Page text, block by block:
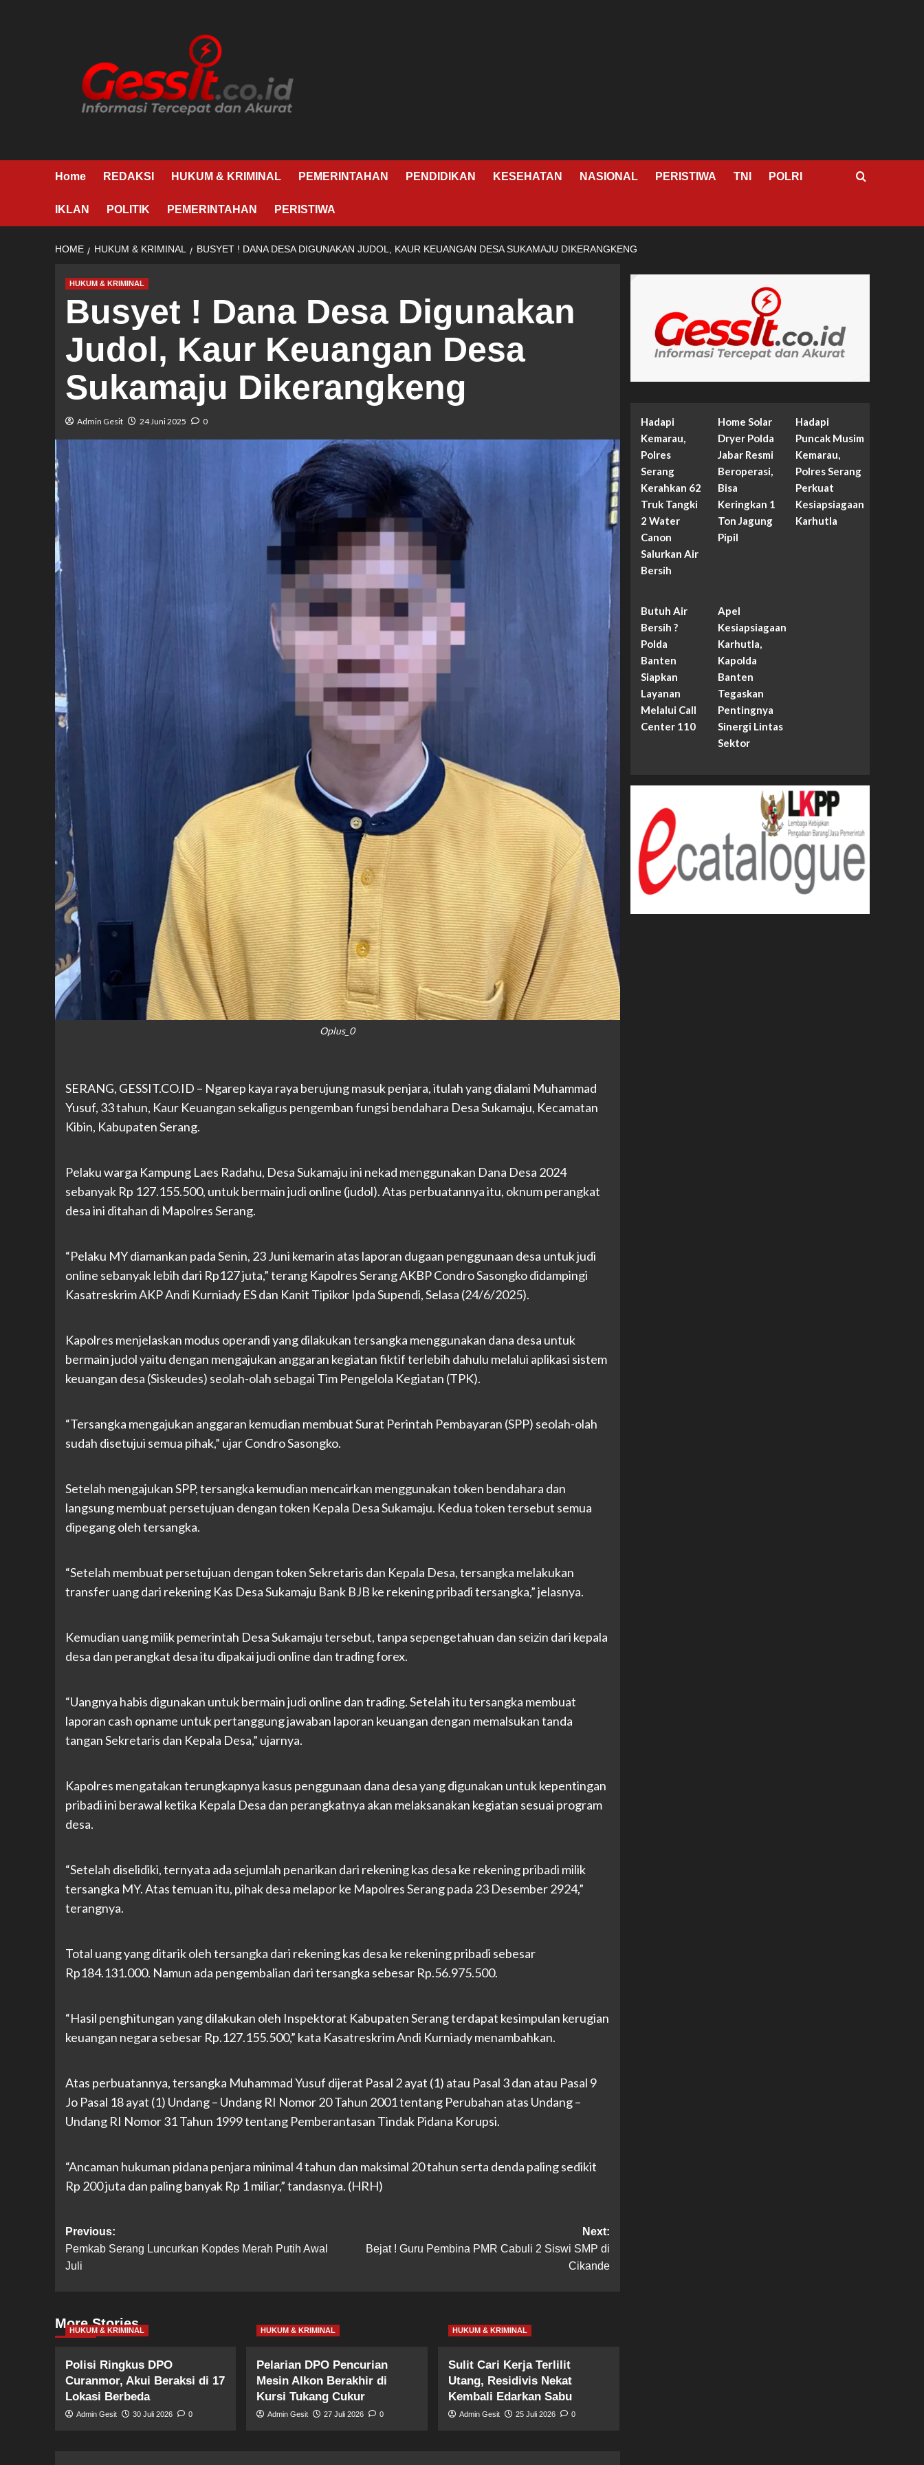
Home REDAKSI HUKUM & KRIMINAL PEMERINTAHAN PENDIDIKAN KESEHATAN NASIONAL PERISTIWA TNI POLRI
IKLAN POLITIK PEMERINTAHAN PERISTIWA
HOME HUKUM & KRIMINAL BUSYET ! DANA DESA DIGUNAKAN JUDOL, KAUR KEUANGAN DESA SUKAMAJU DIKERANGKENG
HUKUM & KRIMINAL
Busyet ! Dana Desa Digunakan
Judol, Kaur Keuangan Desa
Sukamaju Dikerangkeng
Admin Gesit 24 Juni 2025 0
Oplus_0
SERANG, GESSIT.CO.ID – Ngarep kaya raya berujung masuk penjara, itulah yang dialami Muhammad
Yusuf, 33 tahun, Kaur Keuangan sekaligus pengemban fungsi bendahara Desa Sukamaju, Kecamatan
Kibin, Kabupaten Serang.
Pelaku warga Kampung Laes Radahu, Desa Sukamaju ini nekad menggunakan Dana Desa 2024
sebanyak Rp 127.155.500, untuk bermain judi online (judol). Atas perbuatannya itu, oknum perangkat
desa ini ditahan di Mapolres Serang.
“Pelaku MY diamankan pada Senin, 23 Juni kemarin atas laporan dugaan penggunaan desa untuk judi
online sebanyak lebih dari Rp127 juta,” terang Kapolres Serang AKBP Condro Sasongko didampingi
Kasatreskrim AKP Andi Kurniady ES dan Kanit Tipikor Ipda Supendi, Selasa (24/6/2025).
Kapolres menjelaskan modus operandi yang dilakukan tersangka menggunakan dana desa untuk
bermain judol yaitu dengan mengajukan anggaran kegiatan fiktif terlebih dahulu melalui aplikasi sistem
keuangan desa (Siskeudes) seolah-olah sebagai Tim Pengelola Kegiatan (TPK).
“Tersangka mengajukan anggaran kemudian membuat Surat Perintah Pembayaran (SPP) seolah-olah
sudah disetujui semua pihak,” ujar Condro Sasongko.
Setelah mengajukan SPP, tersangka kemudian mencairkan menggunakan token bendahara dan
langsung membuat persetujuan dengan token Kepala Desa Sukamaju. Kedua token tersebut semua
dipegang oleh tersangka.
“Setelah membuat persetujuan dengan token Sekretaris dan Kepala Desa, tersangka melakukan
transfer uang dari rekening Kas Desa Sukamaju Bank BJB ke rekening pribadi tersangka,” jelasnya.
Kemudian uang milik pemerintah Desa Sukamaju tersebut, tanpa sepengetahuan dan seizin dari kepala
desa dan perangkat desa itu dipakai judi online dan trading forex.
“Uangnya habis digunakan untuk bermain judi online dan trading. Setelah itu tersangka membuat
laporan cash opname untuk pertanggung jawaban laporan keuangan dengan memalsukan tanda
tangan Sekretaris dan Kepala Desa,” ujarnya.
Kapolres mengatakan terungkapnya kasus penggunaan dana desa yang digunakan untuk kepentingan
pribadi ini berawal ketika Kepala Desa dan perangkatnya akan melaksanakan kegiatan sesuai program
desa.
“Setelah diselidiki, ternyata ada sejumlah penarikan dari rekening kas desa ke rekening pribadi milik
tersangka MY. Atas temuan itu, pihak desa melapor ke Mapolres Serang pada 23 Desember 2924,”
terangnya.
Total uang yang ditarik oleh tersangka dari rekening kas desa ke rekening pribadi sebesar
Rp184.131.000. Namun ada pengembalian dari tersangka sebesar Rp.56.975.500.
“Hasil penghitungan yang dilakukan oleh Inspektorat Kabupaten Serang terdapat kesimpulan kerugian
keuangan negara sebesar Rp.127.155.500,” kata Kasatreskrim Andi Kurniady menambahkan.
Atas perbuatannya, tersangka Muhammad Yusuf dijerat Pasal 2 ayat (1) atau Pasal 3 dan atau Pasal 9
Jo Pasal 18 ayat (1) Undang – Undang RI Nomor 20 Tahun 2001 tentang Perubahan atas Undang –
Undang RI Nomor 31 Tahun 1999 tentang Pemberantasan Tindak Pidana Korupsi.
“Ancaman hukuman pidana penjara minimal 4 tahun dan maksimal 20 tahun serta denda paling sedikit
Rp 200 juta dan paling banyak Rp 1 miliar,” tandasnya. (HRH)
Post
navigation
Previous:
Pemkab Serang Luncurkan Kopdes Merah Putih Awal
Juli
Next:
Bejat ! Guru Pembina PMR Cabuli 2 Siswi SMP di
Cikande
More Stories
HUKUM & KRIMINAL
Polisi Ringkus DPO
Curanmor, Akui Beraksi di 17
Lokasi Berbeda
Admin Gesit 30 Juli 2026 0
HUKUM & KRIMINAL
Pelarian DPO Pencurian
Mesin Alkon Berakhir di
Kursi Tukang Cukur
Admin Gesit 27 Juli 2026 0
HUKUM & KRIMINAL
Sulit Cari Kerja Terlilit
Utang, Residivis Nekat
Kembali Edarkan Sabu
Admin Gesit 25 Juli 2026 0
Hadapi
Kemarau,
Polres
Serang
Kerahkan 62
Truk Tangki
2 Water
Canon
Salurkan Air
Bersih
Home Solar
Dryer Polda
Jabar Resmi
Beroperasi,
Bisa
Keringkan 1
Ton Jagung
Pipil
Hadapi
Puncak Musim
Kemarau,
Polres Serang
Perkuat
Kesiapsiagaan
Karhutla
Butuh Air
Bersih ?
Polda
Banten
Siapkan
Layanan
Melalui Call
Center 110
Apel
Kesiapsiagaan
Karhutla,
Kapolda
Banten
Tegaskan
Pentingnya
Sinergi Lintas
Sektor